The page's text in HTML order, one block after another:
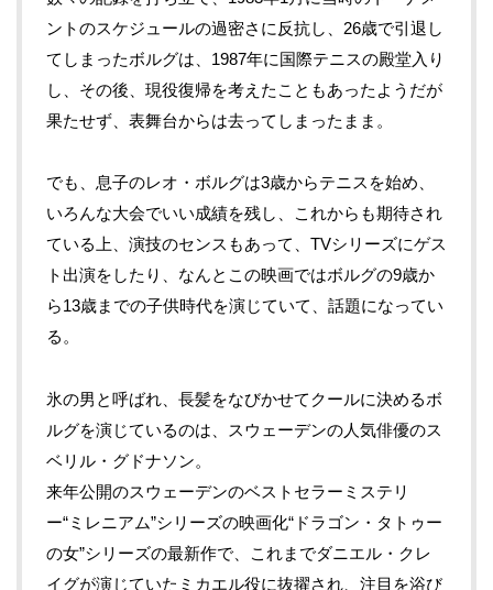
ントのスケジュールの過密さに反抗し、 26歳で引退し
てしまったボルグは、 1987年に国際テニスの殿堂入り
し、その後、現役復帰を考えたこともあったようだが
果たせず、表舞台からは去ってしまったまま。
でも、息子のレオ・ボルグは3歳からテニスを始め、
いろんな大会でいい成績を残し、これからも期待され
ている上、演技のセンスもあって、 TVシリーズにゲス
ト出演をしたり、なんとこの映画ではボルグの9歳か
ら13歳までの子供時代を演じていて、話題になってい
る。
氷の男と呼ばれ、長髪をなびかせてクールに決めるボ
ルグを演じているのは、スウェーデンの人気俳優のス
ベリル・グドナソン。
来年公開のスウェーデンのベストセラーミステリ
ー“ミレニアム”シリーズの映画化“ドラゴン・タトゥー
の女”シリーズの最新作で、これまでダニエル・クレ
イグが演じていたミカエル役に抜擢され、注目を浴び